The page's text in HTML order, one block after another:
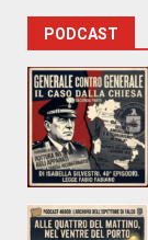
PODCAST